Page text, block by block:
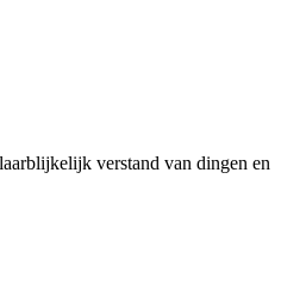
verstand van dingen en